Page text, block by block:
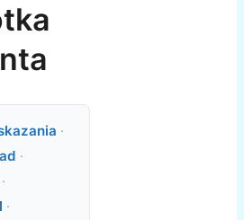
·
·
·
·